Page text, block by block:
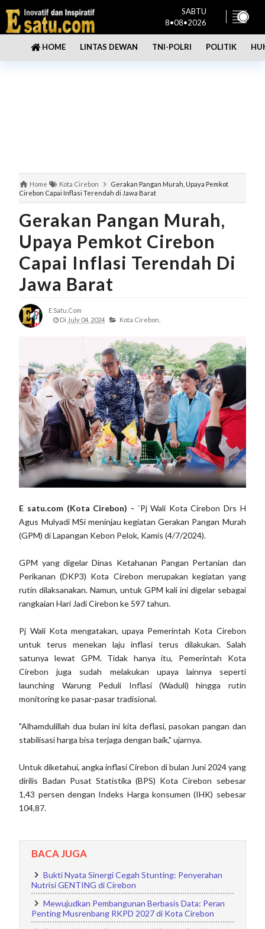
SABTU
8•08•2026
HOME LINTAS DEWAN TNI-POLRI POLITIK
Home Kota Cirebon
Gerakan Pangan Murah, Upaya Pemkot
Cirebon Capai Inflasi Terendah di Jawa Barat
Gerakan Pangan Murah,
Upaya Pemkot Cirebon
Capai Inflasi Terendah Di
Jawa Barat
E Satu.com
Di July 04, 2024 Kota Cirebon,
E satu.com (Kota Cirebon) - `Pj Wali Kota Cirebon Drs H
Agus Mulyadi MSi meninjau kegiatan Gerakan Pangan Murah
(GPM) di Lapangan Kebon Pelok, Kamis (4/7/2024).
GPM yang digelar Dinas Ketahanan Pangan Pertanian dan
Perikanan (DKP3) Kota Cirebon merupakan kegiatan yang
rutin dilaksanakan. Namun, untuk GPM kali ini digelar sebagai
rangkaian Hari Jadi Cirebon ke 597 tahun.
Pj Wali Kota mengatakan, upaya Pemerintah Kota Cirebon
untuk terus menekan laju inflasi terus dilakukan. Salah
satunya lewat GPM. Tidak hanya itu, Pemerintah Kota
Cirebon juga sudah melakukan upaya lainnya seperti
launching Warung Peduli Inflasi (Waduli) hingga rutin
monitoring ke pasar-pasar tradisional.
"Alhamdulillah dua bulan ini kita deflasi, pasokan pangan dan
stabilisasi harga bisa terjaga dengan baik," ujarnya.
Untuk diketahui, angka inflasi Cirebon di bulan Juni 2024 yang
dirilis Badan Pusat Statistika (BPS) Kota Cirebon sebesar
1,43 persen dengan Indeks Harga konsumen (IHK) sebesar
104,87.
BACA JUGA
Bukti Nyata Sinergi Cegah Stunting: Penyerahan
Nutrisi GENTING di Cirebon
Mewujudkan Pembangunan Berbasis Data: Peran
Penting Musrenbang RKPD 2027 di Kota Cirebon